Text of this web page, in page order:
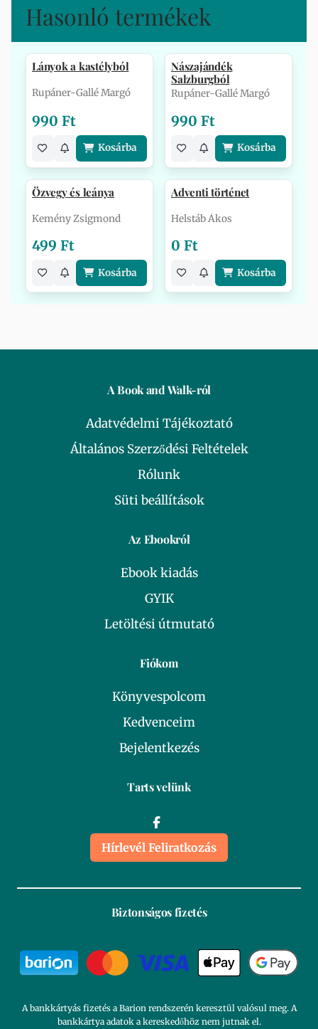
Hasonló termékek
Lányok a kastélyból
Rupáner-Gallé Margó
990 Ft
Kosárba
Nászajándék
Salzburgból
Rupáner-Gallé Margó
990 Ft
Kosárba
Özvegy és leánya
Kemény Zsigmond
499 Ft
Kosárba
Adventi történet
Helstáb Ákos
0 Ft
Kosárba
A Book and Walk-ról
Adatvédelmi Tájékoztató
Általános Szerződési Feltételek
Rólunk
Süti beállítások
Az Ebookról
Ebook kiadás
GYIK
Letöltési útmutató
Fiókom
Könyvespolcom
Kedvenceim
Bejelentkezés
Tarts velünk
Hírlevél Feliratkozás
Biztonságos fizetés
A bankkártyás fizetés a Barion rendszerén keresztül valósul meg. A
bankkártya adatok a kereskedőhöz nem jutnak el.